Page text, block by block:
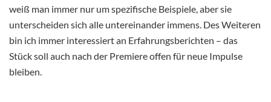
weiß man immer nur um spezifische Beispiele, aber sie
unterscheiden sich alle untereinander immens. Des Weiteren
bin ich immer interessiert an Erfahrungsberichten – das
Stück soll auch nach der Premiere offen für neue Impulse
bleiben.